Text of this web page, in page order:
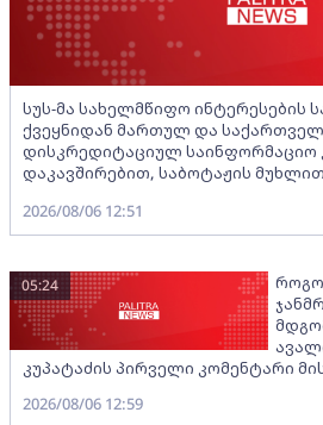
სუს-მა სახელმწიფო ინტერესების
ქვეყნიდან მართულ და
დისკრედიტაციულ საინფორმაციო
დაკავშირებით, საბოტაჟის
2026/08/06 12:51
კუპატაძის პირველი კომენტარი
05:24
2026/08/06 12:59